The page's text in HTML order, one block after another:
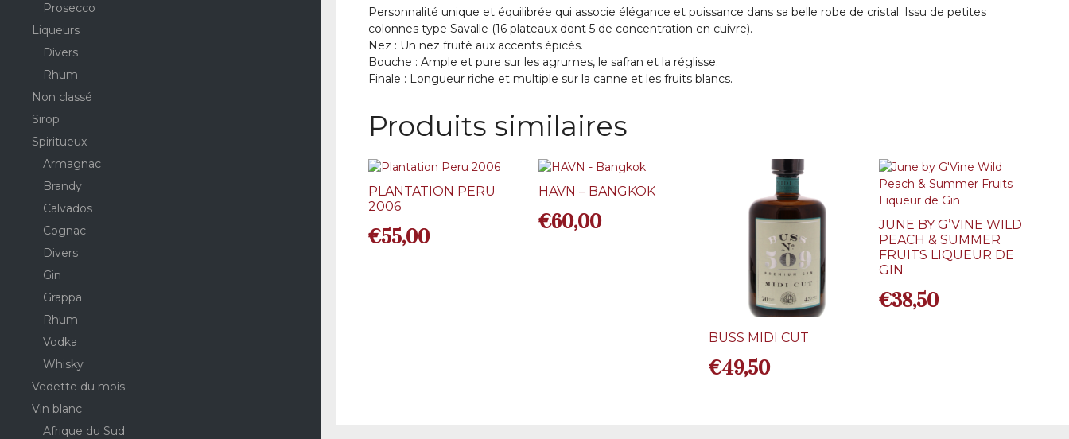
Personnalité unique et équilibrée qui associe élégance et puissance dans sa belle robe de cristal. Issu de petites
colonnes type Savalle (16 plateaux dont 5 de concentration en cuivre).
Nez : Un nez fruité aux accents épicés.
Bouche : Ample et pure sur les agrumes, le safran et la réglisse.
Finale : Longueur riche et multiple sur la canne et les fruits blancs.
Produits similaires
PLANTATION PERU
2006
€55,00
HAVN – BANGKOK
€60,00
BUSS MIDI CUT
€49,50
JUNE BY G’VINE WILD
PEACH & SUMMER
FRUITS LIQUEUR DE
GIN
€38,50
Prosecco
Liqueurs
Divers
Rhum
Non classé
Sirop
Spiritueux
Armagnac
Brandy
Calvados
Cognac
Divers
Gin
Grappa
Rhum
Vodka
Whisky
Vedette du mois
Vin blanc
Afrique du Sud